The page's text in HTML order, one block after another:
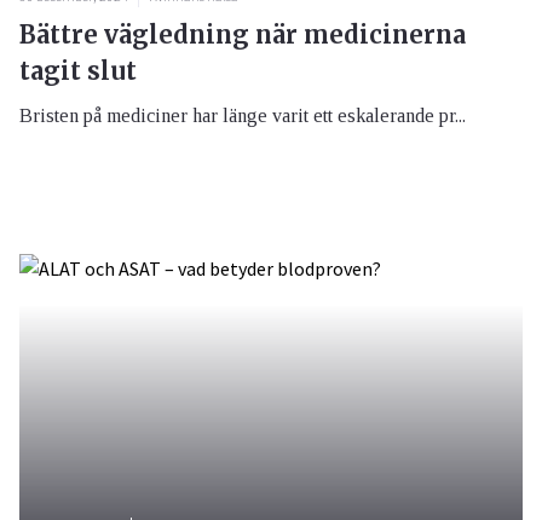
Bättre vägledning när medicinerna
tagit slut
Bristen på mediciner har länge varit ett eskalerande pr...